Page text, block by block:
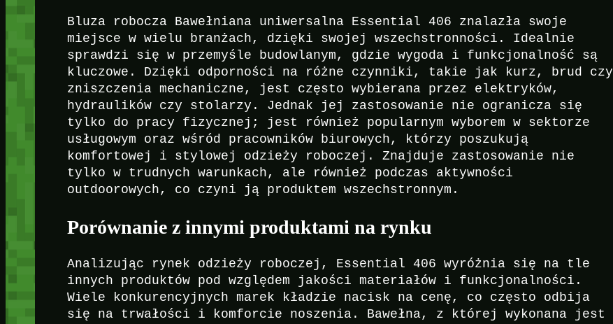
Bluza robocza Bawełniana uniwersalna Essential 406 znalazła swoje
miejsce w wielu branżach, dzięki swojej wszechstronności. Idealnie
sprawdzi się w przemyśle budowlanym, gdzie wygoda i funkcjonalność są
kluczowe. Dzięki odporności na różne czynniki, takie jak kurz, brud czy
zniszczenia mechaniczne, jest często wybierana przez elektryków,
hydraulików czy stolarzy. Jednak jej zastosowanie nie ogranicza się
tylko do pracy fizycznej; jest również popularnym wyborem w sektorze
usługowym oraz wśród pracowników biurowych, którzy poszukują
komfortowej i stylowej odzieży roboczej. Znajduje zastosowanie nie
tylko w trudnych warunkach, ale również podczas aktywności
outdoorowych, co czyni ją produktem wszechstronnym.
Porównanie z innymi produktami na rynku
Analizując rynek odzieży roboczej, Essential 406 wyróżnia się na tle
innych produktów pod względem jakości materiałów i funkcjonalności.
Wiele konkurencyjnych marek kładzie nacisk na cenę, co często odbija
się na trwałości i komforcie noszenia. Bawełna, z której wykonana jest